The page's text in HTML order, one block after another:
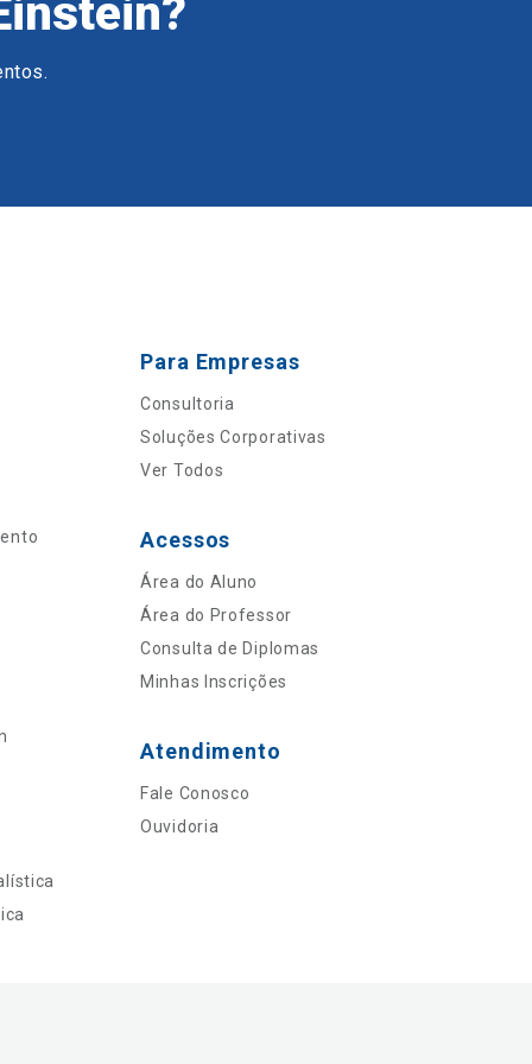
Para Empresas
Consultoria
Soluções Corporativas
Ver Todos
Acessos
Área do Aluno
Área do Professor
Consulta de Diplomas
Minhas Inscrições
Atendimento
Fale Conosco
Ouvidoria